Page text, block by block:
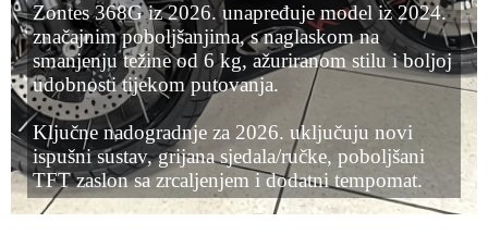
Zontes 368G iz 2026. unapređuje model iz 2024.
značajnim poboljšanjima, s naglaskom na
smanjenju težine od 6 kg, ažuriranom stilu i boljoj
udobnosti tijekom putovanja.
Ključne nadogradnje za 2026. uključuju novi
ispušni sustav, grijana sjedala/ručke, poboljšani
TFT zaslon sa zrcaljenjem i dodatni tempomat.